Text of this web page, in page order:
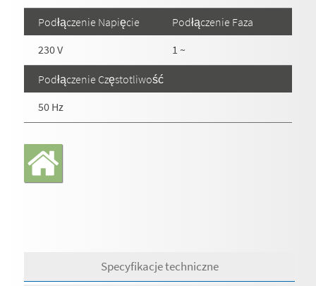
Podłączenie Napięcie
230 V
Podłączenie Faza
1 ~
Podłączenie Częstotliwość
50 Hz
Specyfikacje techniczne